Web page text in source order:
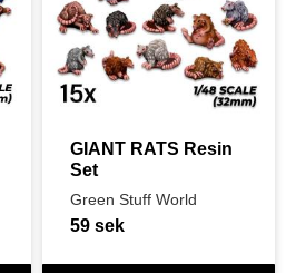
GIANT RATS Resin
Set
Green Stuff World
59 sek